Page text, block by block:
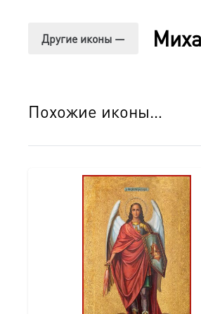
○ Для настенного размещения
○ На обороте закреплен
● Основа: МДФ.
● Оклад: Объемный
● Покрытие оклада: Серебрение и
● Оборот: Натуральный шпон,
● Комплектация: Подарочная
● Освящение: Производство
Идеальный подарок:
Другие иконы —
Похожие иконы…